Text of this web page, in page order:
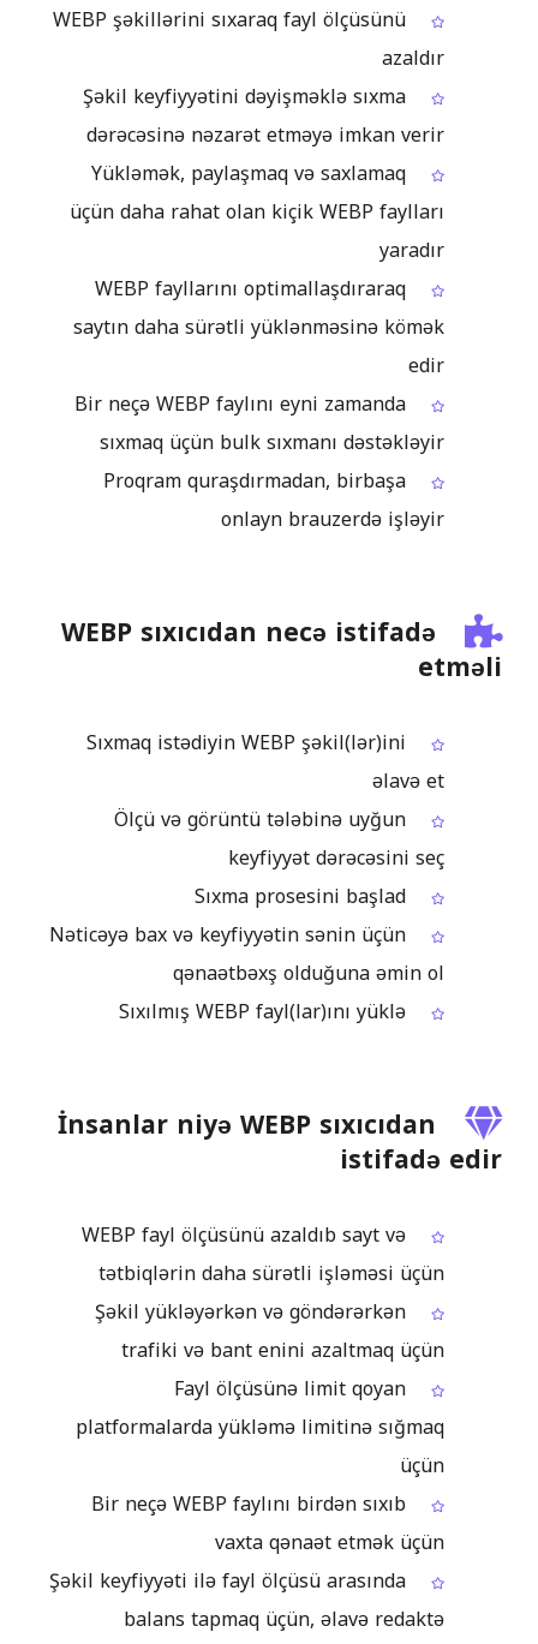
WEBP şəkillərini sıxaraq fayl ölçüsünü
azaldır
Şəkil keyfiyyətini dəyişməklə sıxma
dərəcəsinə nəzarət etməyə imkan verir
Yükləmək, paylaşmaq və saxlamaq
üçün daha rahat olan kiçik WEBP faylları
yaradır
WEBP fayllarını optimallaşdıraraq
saytın daha sürətli yüklənməsinə kömək
edir
Bir neçə WEBP faylını eyni zamanda
sıxmaq üçün bulk sıxmanı dəstəkləyir
Proqram quraşdırmadan, birbaşa
onlayn brauzerdə işləyir
WEBP sıxıcıdan necə istifadə
etməli
Sıxmaq istədiyin WEBP şəkil(lər)ini
əlavə et
Ölçü və görüntü tələbinə uyğun
keyfiyyət dərəcəsini seç
Nəticəyə bax və keyfiyyətin sənin üçün
qənaətbəxş olduğuna əmin ol
İnsanlar niyə WEBP sıxıcıdan
istifadə edir
WEBP fayl ölçüsünü azaldıb sayt və
tətbiqlərin daha sürətli işləməsi üçün
Şəkil yükləyərkən və göndərərkən
trafiki və bant enini azaltmaq üçün
Fayl ölçüsünə limit qoyan
platformalarda yükləmə limitinə sığmaq
üçün
Bir neçə WEBP faylını birdən sıxıb
vaxta qənaət etmək üçün
Şəkil keyfiyyəti ilə fayl ölçüsü arasında
balans tapmaq üçün, əlavə redaktə